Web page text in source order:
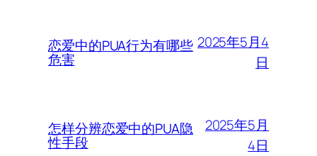
恋爱中的PUA行为有哪些
危害
2025年5月4
日
怎样分辨恋爱中的PUA隐
性手段
2025年5月
4日